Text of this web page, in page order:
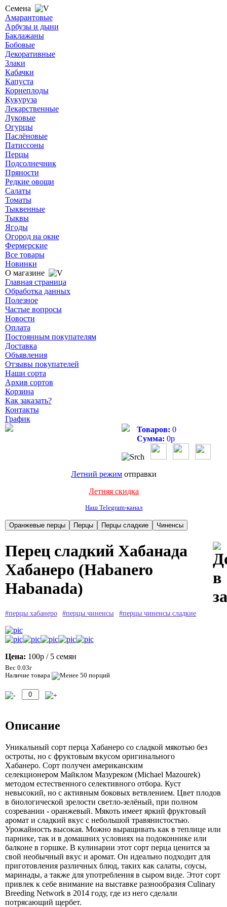
Семена
Амарантовые
Арбузы и дыни
Баклажаны
Бобовые
Декоративные
Злаки
Кабачки
Капуста
Корнеплоды
Кукуруза
Лекарственные
Луковые
Огурцы
Паслёновые
Патиссоны
Перцы
Подсолнечник
Пряности
Редкие овощи
Салаты
Томаты
Тыквенные
Тыквы
Ягоды
Огород на окне
Фермерские
Все товары
Новинки
О магазине
Главная страница
Обработка данных
Полезное
Частые вопросы
Новости
Оплата
Постоянным покупателям
Доставка
Объявления
Отзывы покупателей
Наши сорта
Архив сортов
Корзина
Как заказать?
Контакты
График
Товаров: 0
Сумма: 0р
Летний режим отправки
Летняя скидка
Наш Telegram-канал
Перец сладкий Хабанада
Хабанеро (Habanero
Habanada)
#перцы хабанеро #перцы чиненсы #перцы чиненсы сладкие
Цена: 100р / 5 семян
Вес 0.03г
Наличие товара
Описание
Уникальный сорт перца Хабанеро со сладкой мякотью без
остроты, но с фруктовым вкусом оригинального
Хабанеро. Сорт получен американским
селекционером Майклом Мазуреком (Michael Mazourek)
методом естественного селективного отбора. Куст
невысокий, но с активным боковых ветвлением. Цвет плодов
в биологической зрелости светло-зелёный, при полном
созревании - оранжевый. Мякоть имеет яркий фруктовый
аромат и сладкий вкус с небольшой травянистостью.
Урожайность высокая. Можно выращивать как в теплице или
парнике, так и в домашних условиях на подоконнике или
балконе в горшке. В кулинарии этот сорт перца ценится за
свой необычный вкус и аромат. Он идеально подходит для
приготовления различных блюд, таких как салаты, соусы,
маринады, а также для употребления в сыром виде. Этот сорт
привлек к себе внимание на выставке разнообразия Culinary
Breeding Network в 2014 году, где из него сделали
потрясающий щербет.